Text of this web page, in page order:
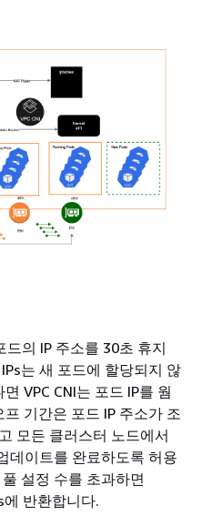
드의 IP 주소를 30초 휴지
는 새 포드에 할당되지 않
VPC CNI는 포드 IP를 웜
기간은 포드 IP 주소가 조
모든 클러스터 노드에서
데이트를 완료하도록 허용
설정 수를 초과하면
반환합니다.